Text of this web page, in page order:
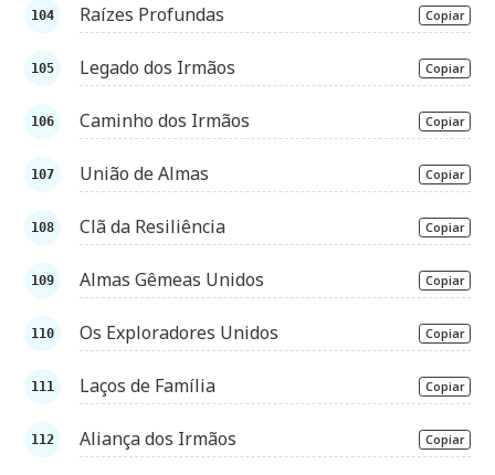
Raízes Profundas Copiar
Legado dos Irmãos Copiar
Caminho dos Irmãos Copiar
União de Almas Copiar
Clã da Resiliência Copiar
Almas Gêmeas Unidos Copiar
Os Exploradores Unidos Copiar
Laços de Família Copiar
Aliança dos Irmãos Copiar